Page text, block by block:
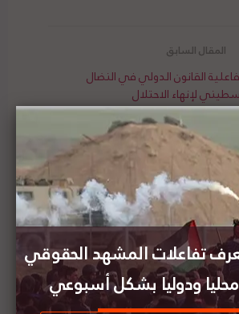
القانون الدولي في النضال
لإنهاء الاحتلال
الشرق الأوسط تعلن عن ندوة
التعليم في الضفة الغربية"
تفاعلات المشهد الحقوقي
ودوليا بشكل أسبوعي